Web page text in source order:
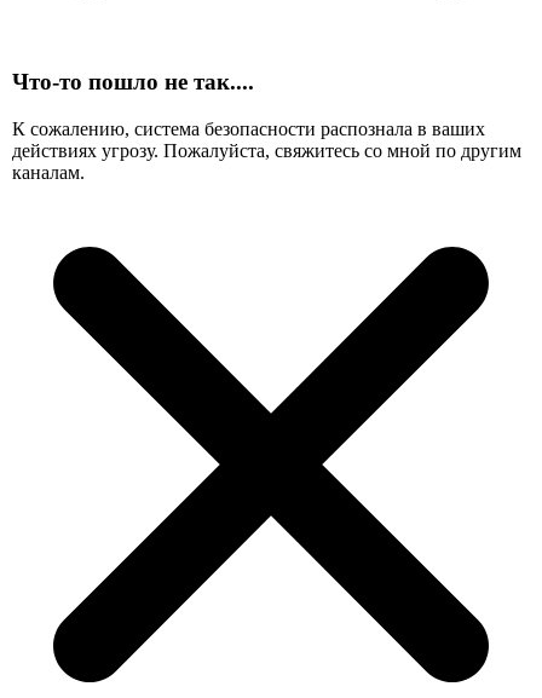
Что-то пошло не так....
К сожалению, система безопасности распознала в ваших
действиях угрозу. Пожалуйста, свяжитесь со мной по другим
каналам.